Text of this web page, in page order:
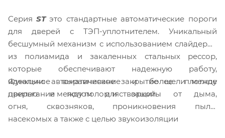
Серия ST это стандартные автоматические пороги
для дверей с ТЭП-уплотнителем. Уникальный
бесшумный механизм с использованием слайдеров
из полиамида и закаленных стальных рессор,
которые обеспечивают надежную работу,
идеальное выравнивание и более плотное
прилегание между полом и створкой.
Функции: автоматическое закрытие щели между
дверью и полом для защиты от дыма,
огня, сквозняков, проникновения пыли,
насекомых а также с целью звукоизоляции